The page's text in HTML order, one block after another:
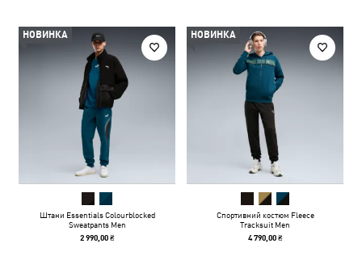
НОВИНКА
Штани Essentials Colourblocked
Sweatpants Men
2 990,00 ₴
НОВИНКА
Спортивний костюм Fleece
Tracksuit Men
4 790,00 ₴